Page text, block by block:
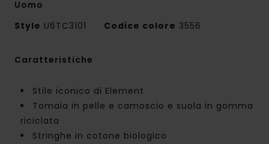
Uomo
Style U6TC3101 Codice colore 3556
Caratteristiche
Stile iconico di Element
Tomaia in pelle e camoscio e suola in gomma
riciclata
Stringhe in cotone biologico